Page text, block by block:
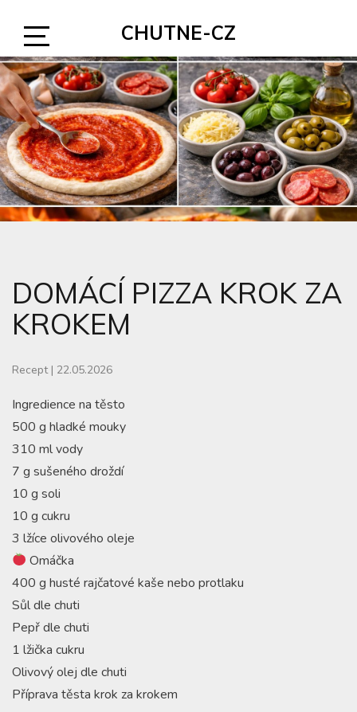
content
Open
Sidebar
CHUTNE-CZ
DOMÁCÍ PIZZA KROK ZA
KROKEM
Recept | 22.05.2026
Ingredience na těsto
500 g hladké mouky
310 ml vody
7 g sušeného droždí
10 g soli
10 g cukru
3 lžíce olivového oleje
Omáčka
400 g husté rajčatové kaše nebo protlaku
Sůl dle chuti
Pepř dle chuti
1 lžička cukru
Olivový olej dle chuti
Příprava těsta krok za krokem